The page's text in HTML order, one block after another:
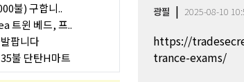
불) 구합니..
트윈 베드, 프..
팝니다
불 단탄H마트
광필 | 2025-08-10
https://
trance-exams/